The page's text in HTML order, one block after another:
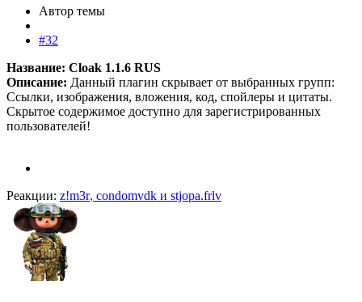
Автор темы
#32
Название: Cloak 1.1.6 RUS
Описание: Данный плагин скрывает от выбранных групп:
Ссылки, изображения, вложения, код, спойлеры и цитаты.
Скрытое содержимое доступно для зарегистрированных
пользователей!
Реакции: z!m3r, condomvdk и stjopa.frlv